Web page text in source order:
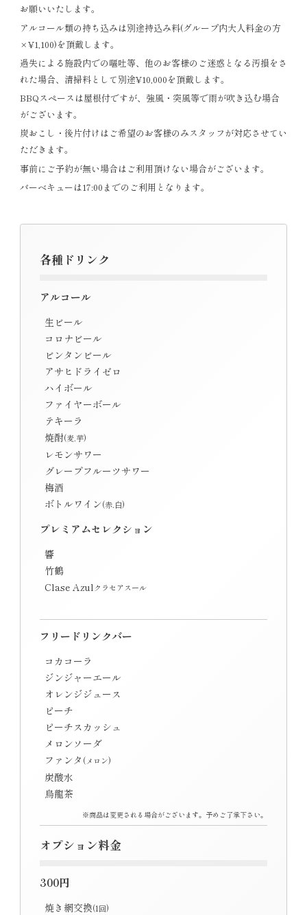
お願いいたします。
アルコール類の持ち込みは別途持込み料(グループ内大人料金の方
×¥1,100)を頂戴します。
過失による施設内での嘔吐等、他のお客様のご迷惑となる汚損をさ
れた場合、清掃料として別途¥10,000を頂戴します。
BBQスペースは屋根付ですが、強風・突風等で雨が吹き込む場合
がございます。
炭おこし・後片付けはご希望のお客様のみスタッフが対応させてい
ただきます。
事前にご予約が無い場合はご利用頂けない場合がございます。
バーベキューは17:00までのご利用となります。
各種ドリンク
アルコール
生ビール
コロナビール
ビンタンビール
アサヒドライゼロ
ハイボール
ファイヤーボール
テキーラ
焼酎(麦.芋)
レモンサワー
グレープフルーツサワー
梅酒
ボトルワイン(赤.白)
プレミアムセレクション
響
竹鶴
Clase Azul クラセアスール
フリードリンクバー
コカコーラ
ジンジャーエール
オレンジジュース
ピーチ
ピーチスカッシュ
メロンソーダ
ファンタ (メロン)
炭酸水
烏龍茶
※商品は変更される場合がございます。予めご了承下さい。
オプション料金
300円
焼き網交換(1回)